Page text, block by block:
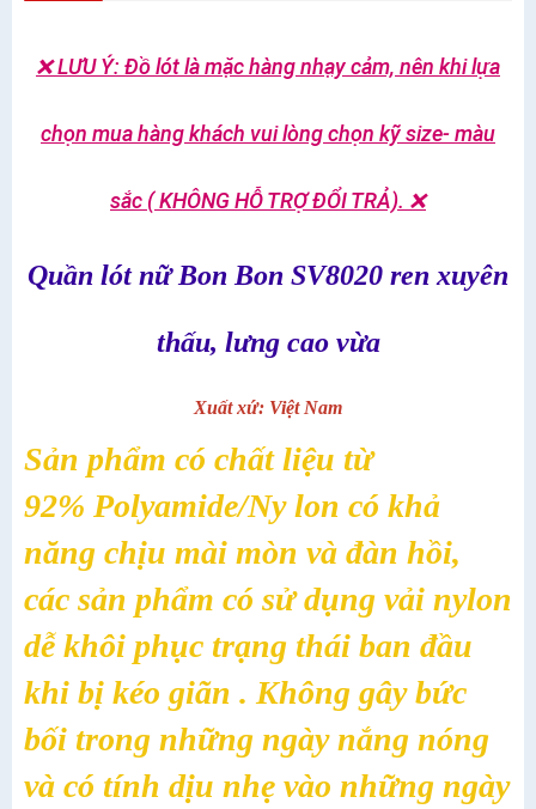
❌ LƯU Ý: Đồ lót là mặc hàng nhạy cảm, nên khi lựa
chọn mua hàng khách vui lòng chọn kỹ size- màu
sắc ( KHÔNG HỖ TRỢ ĐỔI TRẢ). ❌
Quần lót nữ Bon Bon SV8020 ren xuyên
thấu, lưng cao vừa
Xuất xứ: Việt Nam
Sản phẩm có chất liệu từ
92% Polyamide/Ny lon có khả
năng chịu mài mòn và đàn hồi,
các sản phẩm có sử dụng vải nylon
dễ khôi phục trạng thái ban đầu
khi bị kéo giãn . Không gây bức
bối trong những ngày nắng nóng
và có tính dịu nhẹ vào những ngày